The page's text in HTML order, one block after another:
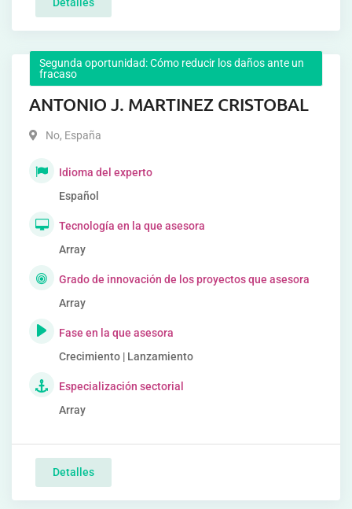
Segunda oportunidad: Cómo reducir los daños ante un
fracaso
ANTONIO J. MARTINEZ CRISTOBAL
No, España
Idioma del experto
Español
Tecnología en la que asesora
Array
Grado de innovación de los proyectos que asesora
Array
Fase en la que asesora
Crecimiento | Lanzamiento
Especialización sectorial
Array
Detalles